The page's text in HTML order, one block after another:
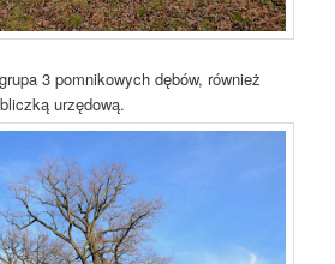
3 pomnikowych dębów, również
urzędową.